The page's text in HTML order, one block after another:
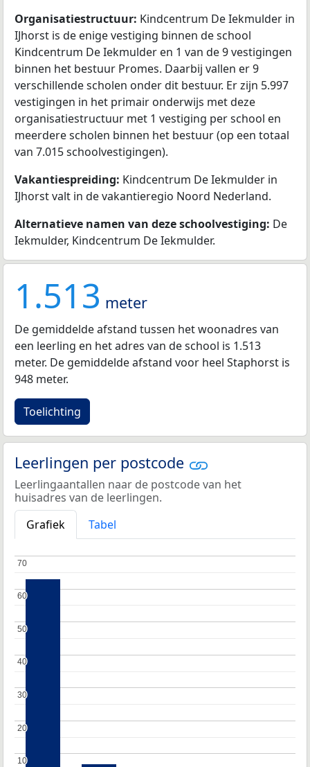
Organisatiestructuur: Kindcentrum De Iekmulder in
IJhorst is de enige vestiging binnen de school
Kindcentrum De Iekmulder en 1 van de 9 vestigingen
binnen het bestuur Promes. Daarbij vallen er 9
verschillende scholen onder dit bestuur. Er zijn 5.997
vestigingen in het primair onderwijs met deze
organisatiestructuur met 1 vestiging per school en
meerdere scholen binnen het bestuur (op een totaal
van 7.015 schoolvestigingen).
Vakantiespreiding: Kindcentrum De Iekmulder in
IJhorst valt in de vakantieregio Noord Nederland.
Alternatieve namen van deze schoolvestiging: De
Iekmulder, Kindcentrum De Iekmulder.
1.513 meter
De gemiddelde afstand tussen het woonadres van
een leerling en het adres van de school is 1.513
meter. De gemiddelde afstand voor heel Staphorst is
948 meter.
Toelichting
Leerlingen per postcode
Leerlingaantallen naar de postcode van het
huisadres van de leerlingen.
Grafiek
Tabel
10
10
20
20
30
30
40
40
50
50
60
60
70
70